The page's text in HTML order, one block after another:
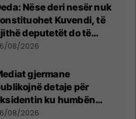
Nëse deri nesër nuk
Kuvendi, të
deputetët do të
shkelje të rëndë
08/2026
gjermane
detaje për
ku humbën
tre mërgimtarë nga
08/2026